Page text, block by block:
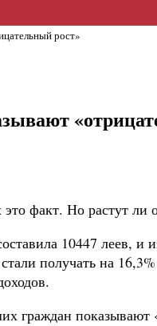
рост»
факт. Но растут
10447
получать на
граждан показывают